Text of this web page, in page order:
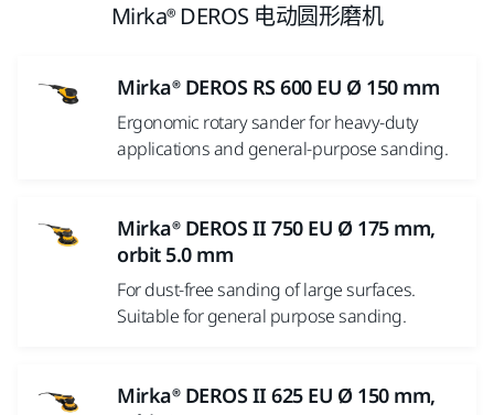
Mirka® DEROS 电动圆形磨机
Mirka® DEROS RS 600 EU Ø 150 mm
Ergonomic rotary sander for heavy-duty
applications and general-purpose sanding.
Mirka® DEROS II 750 EU Ø 175 mm,
orbit 5.0 mm
For dust-free sanding of large surfaces.
Suitable for general purpose sanding.
Mirka® DEROS II 625 EU Ø 150 mm,